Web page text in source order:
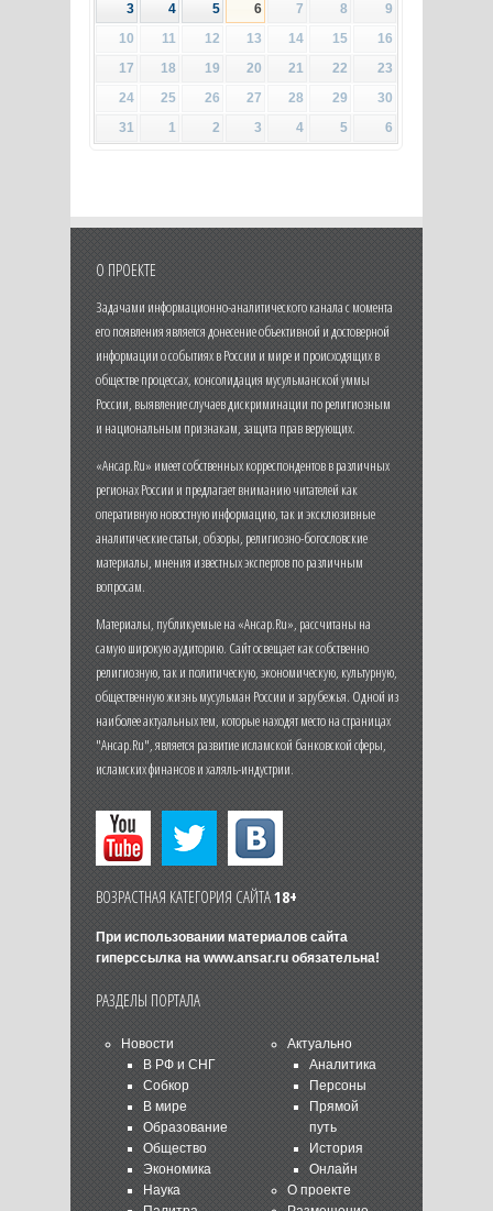
3
4 5 6 7 8
9
10
11 12 13 14 15
16
17
18 19 20 21 22
23
24
25 26 27 28 29
30
31
1 2 3 4 5 6
О ПРОЕКТЕ
Задачами информационно-аналитического канала с момента
его появления является донесение объективной и достоверной
информации о событиях в России и мире и происходящих в
обществе процессах, консолидация мусульманской уммы
России, выявление случаев дискриминации по религиозным
и национальным признакам, защита прав верующих.
«Ансар.Ru» имеет собственных корреспондентов в различных
регионах России и предлагает вниманию читателей как
оперативную новостную информацию, так и эксклюзивные
аналитические статьи, обзоры, религиозно-богословские
материалы, мнения известных экспертов по различным
вопросам.
Материалы, публикуемые на «Ансар.Ru», рассчитаны на
самую широкую аудиторию. Сайт освещает как собственно
религиозную, так и политическую, экономическую, культурную,
общественную жизнь мусульман России и зарубежья. Одной из
наиболее актуальных тем, которые находят место на страницах
"Ансар.Ru", является развитие исламской банковской сферы,
исламских финансов и халяль-индустрии.
ВОЗРАСТНАЯ КАТЕГОРИЯ САЙТА18+
При использовании материалов сайта
гиперссылка на www.ansar.ruобязательна!
РАЗДЕЛЫ ПОРТАЛА
Новости
В РФ и СНГ
Собкор
В мире
Образование
Общество
Экономика
Наука
Актуально
Аналитика
Персоны
Прямой
путь
История
Онлайн
О проекте